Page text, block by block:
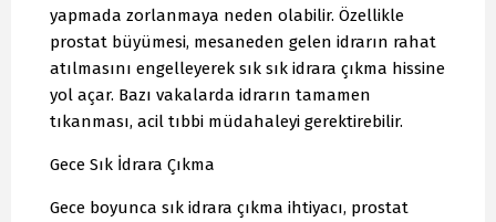
yapmada zorlanmaya neden olabilir. Özellikle
prostat büyümesi, mesaneden gelen idrarın rahat
atılmasını engelleyerek sık sık idrara çıkma hissine
yol açar. Bazı vakalarda idrarın tamamen
tıkanması, acil tıbbi müdahaleyi gerektirebilir.
Gece Sık İdrara Çıkma
Gece boyunca sık idrara çıkma ihtiyacı, prostat